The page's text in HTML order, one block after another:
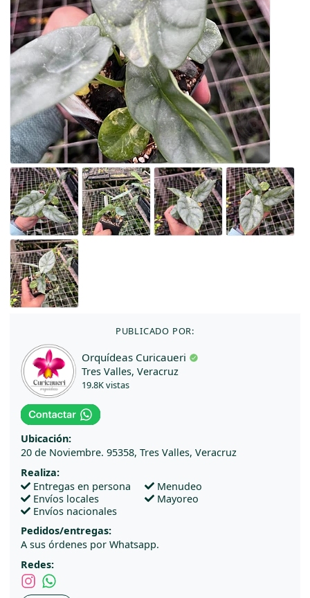
PUBLICADO POR:
Orquídeas Curicaueri
Tres Valles, Veracruz
19.8K vistas
Ubicación:
20 de Noviembre. 95358, Tres Valles, Veracruz
Realiza:
Entregas en persona
Envíos locales
Envíos nacionales
Menudeo
Mayoreo
Pedidos/entregas:
A sus órdenes por Whatsapp.
Redes: